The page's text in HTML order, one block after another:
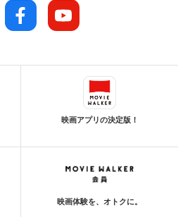
映画アプリの決定版！
映画体験を、オトクに。